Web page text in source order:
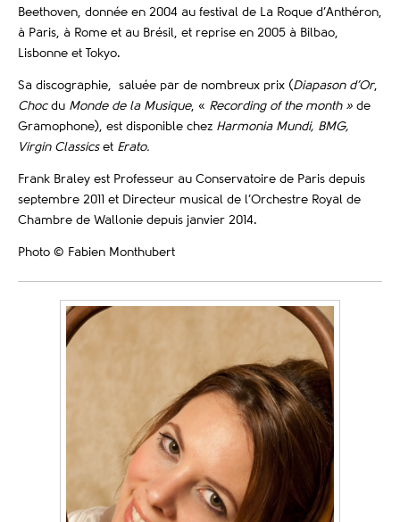
Beethoven, donnée en 2004 au festival de La Roque d’Anthéron,
à Paris, à Rome et au Brésil, et reprise en 2005 à Bilbao,
Lisbonne et Tokyo.
Sa discographie, saluée par de nombreux prix (Diapason d’Or,
Chocdu Monde de la Musique, « Recording of the month » de
Gramophone), est disponible chez Harmonia Mundi, BMG,
Virgin Classics et Erato.
Frank Braley est Professeur au Conservatoire de Paris depuis
septembre 2011 et Directeur musical de l’Orchestre Royal de
Chambre de Wallonie depuis janvier 2014.
Photo © Fabien Monthubert